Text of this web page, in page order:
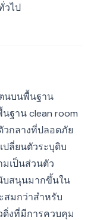
วไป
นบนพื้นฐาน
ฐาน clean room
กลางที่ปลอดภัย
ปลี่ยนตัวระบุดิบ
เป็นส่วนตัว
บสนุนมากขึ้นใน
มกว่าสำหรับ
งที่มีการควบคุม